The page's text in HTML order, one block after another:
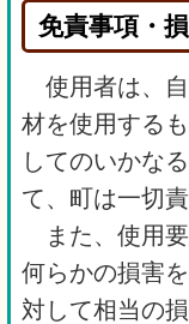
免責事項・
使用者は、
材を使用する
してのいかな
て、町は一切
また、使用
何らかの損害
対して相当の